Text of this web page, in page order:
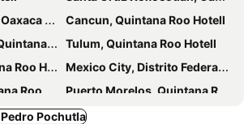
Hotell
Cancun, Quintana Roo Hotell
Roo Hotell
Tulum, Quintana Roo Hotell
Hotell
Mexico City, Distrito Federal Hotell
Hotell
Puerto Morelos, Quintana Roo Hotell
Hotell
Cozumel, Quintana Roo Hotell
Pochutla